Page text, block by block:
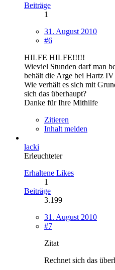
Beiträge
1
31. August 2010
#6
HILFE HILFE!!!!!
Wieviel Stunden darf man
behält die Arge bei Hartz
Wie verhält es sich mit
sich das überhaupt?
Danke für Ihre Mithilfe
Zitieren
Inhalt melden
lacki
Erleuchteter
Erhaltene Likes
1
Beiträge
3.199
31. August 2010
#7
Zitat
Rechnet sich das